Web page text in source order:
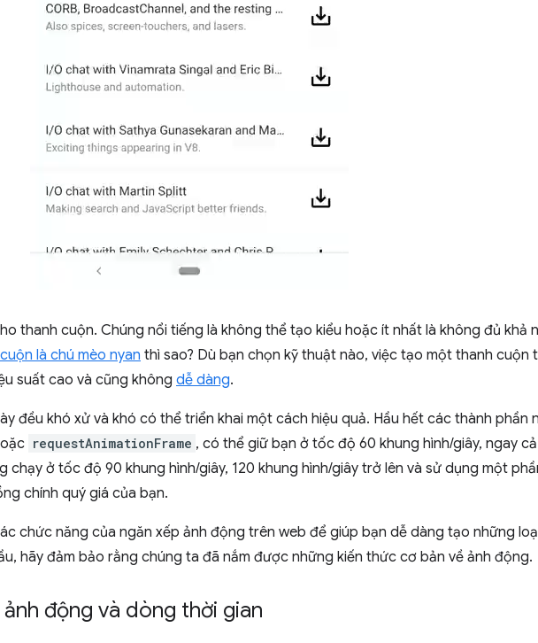
thanh cuộn. Chúng nổi tiếng là không thể tạo kiểu hoặc ít nhất là không đủ khả
là chú mèo nyan thì sao? Dù bạn chọn kỹ thuật nào, việc tạo một thanh cuộn
suất cao và cũng không dễ dàng.
đều khó xử và khó có thể triển khai một cách hiệu quả. Hầu hết các thành phần
requestAnimationFrame , có thể giữ bạn ở tốc độ 60 khung hình/giây, ngay
chạy ở tốc độ 90 khung hình/giây, 120 khung hình/giây trở lên và sử dụng một
chính quý giá của bạn.
chức năng của ngăn xếp ảnh động trên web để giúp bạn dễ dàng tạo những
hãy đảm bảo rằng chúng ta đã nắm được những kiến thức cơ bản về ảnh động.
động và dòng thời gian